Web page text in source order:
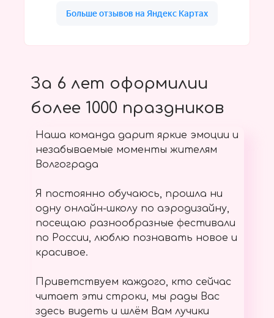
За 6 лет оформилии
более 1000 праздников
Наша команда дарит яркие эмоции и
незабываемые моменты жителям
Волгограда
Я постоянно обучаюсь, прошла ни
одну онлайн-школу по аэродизайну,
посещаю разнообразные фестивали
по России, люблю познавать новое и
красивое.
Приветствуем каждого, кто сейчас
читает эти строки, мы рады Вас
здесь видеть и шлём Вам лучики